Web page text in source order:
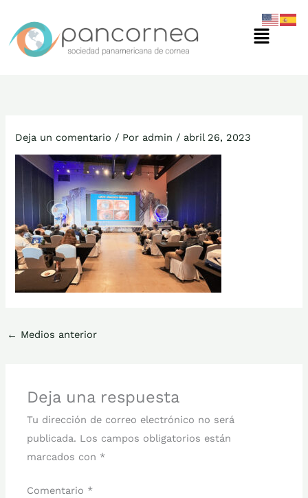
contenido
Menú
Deja un comentario / Por admin / abril 26, 2023
← Medios anterior
Deja una respuesta
Tu dirección de correo electrónico no será
publicada. Los campos obligatorios están
marcados con *
Comentario *